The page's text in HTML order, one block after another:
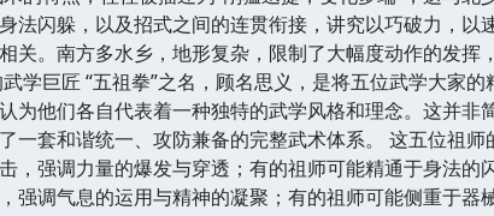
法闪躲，以及招式之间的连贯衔接，讲究以巧破力，以
关。南方多水乡，地形复杂，限制了大幅度动作的发挥
学巨匠 “五祖拳”之名，顾名思义，是将五位武学大家
为他们各自代表着一种独特的武学风格和理念。这并非
一套和谐统一、攻防兼备的完整武术体系。 这五位祖师
，强调力量的爆发与穿透；有的祖师可能精通于身法的
强调气息的运用与精神的凝聚；有的祖师可能侧重于器